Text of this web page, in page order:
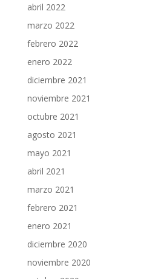
abril 2022
marzo 2022
febrero 2022
enero 2022
diciembre 2021
noviembre 2021
octubre 2021
agosto 2021
mayo 2021
abril 2021
marzo 2021
febrero 2021
enero 2021
diciembre 2020
noviembre 2020